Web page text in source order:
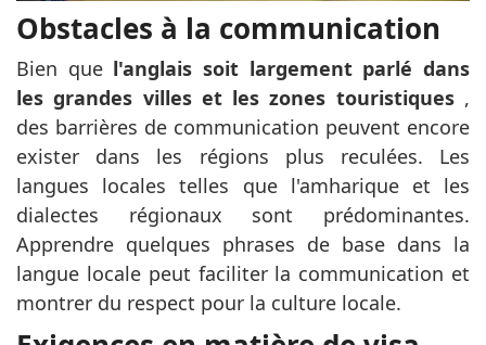
Obstacles à la communication
Bien que l'anglais soit largement parlé dans
les grandes villes et les zones touristiques,
des barrières de communication peuvent encore
exister dans les régions plus reculées. Les
langues locales telles que l'amharique et les
dialectes régionaux sont prédominantes.
Apprendre quelques phrases de base dans la
langue locale peut faciliter la communication et
montrer du respect pour la culture locale.